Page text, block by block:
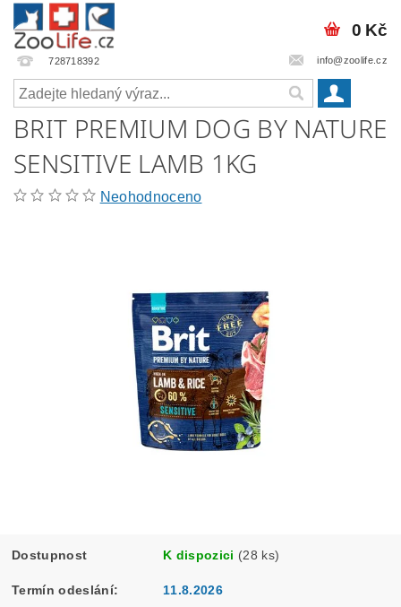
728718392 info@zoolife.cz
0 Kč
BRIT PREMIUM DOG BY NATURE
SENSITIVE LAMB 1KG
Neohodnoceno
Dostupnost K dispozici (28 ks)
Termín odeslání: 11.8.2026